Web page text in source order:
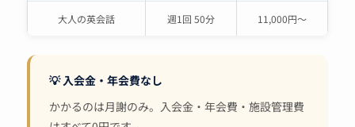
大人の英会話 週1回 50分 11,000円〜
💡 入会金・年会費なし
かかるのは月謝のみ。入会金・年会費・施設管理費